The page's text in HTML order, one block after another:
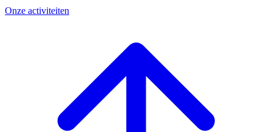
Onze activiteiten